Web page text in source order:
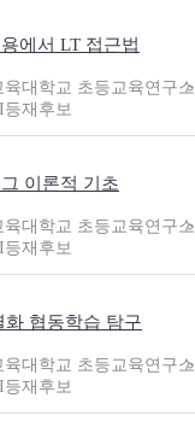
에서 LT 접근법
육대학교 초등교육연구소
등재후보
이론적 기초
육대학교 초등교육연구소
등재후보
화 협동학습 탐구
육대학교 초등교육연구소
등재후보